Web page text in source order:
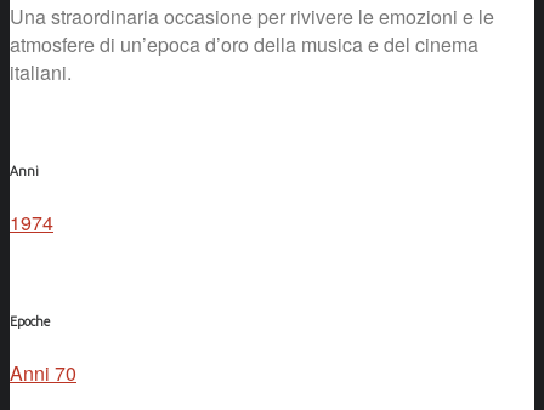
Una straordinaria occasione per rivivere le emozioni e le
atmosfere di un’epoca d’oro della musica e del cinema
italiani.
Anni
1974
Epoche
Anni 70